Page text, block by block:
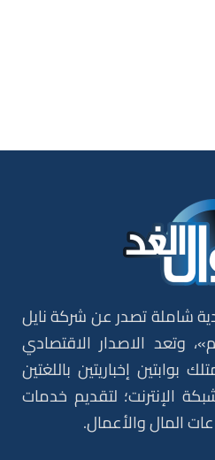
شاملة تصدر عن شركة نايل
وتعد الاصدار الاقتصادي
إخباريتين باللغتين
الإنترنت؛ لتقديم خدمات
المال والأعمال.